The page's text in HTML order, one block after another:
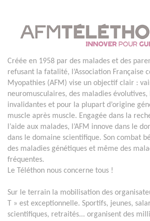
Créée en 1958 par des malades et des
refusant la fatalité, l’Association Française
Myopathies (AFM) vise un objectif clair :
neuromusculaires, des maladies
invalidantes et pour la plupart d’origine
muscle après muscle. Engagée dans la
l’aide aux malades, l’AFM innove dans le
dans le domaine scientifique. Son combat
des maladies génétiques et même des
fréquentes.
Le Téléthon nous concerne tous !
Sur le terrain la mobilisation des
T » est exceptionnelle. Sportifs, jeunes,
scientifiques, retraités... organisent des